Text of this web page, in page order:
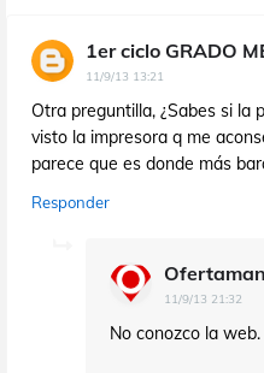
1er ciclo GRADO
11/9/13 13:21
Otra preguntilla, ¿Sabes si la
visto la impresora q me
parece que es donde más
Responder
Ofertaman
11/9/13 21:32
No conozco la web.